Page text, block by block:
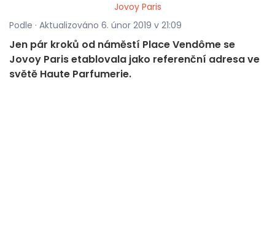
Jovoy Paris
Podle · Aktualizováno 6. únor 2019 v 21:09
Jen pár kroků od náměstí Place Vendôme se
Jovoy Paris etablovala jako referenční adresa ve
světě Haute Parfumerie.